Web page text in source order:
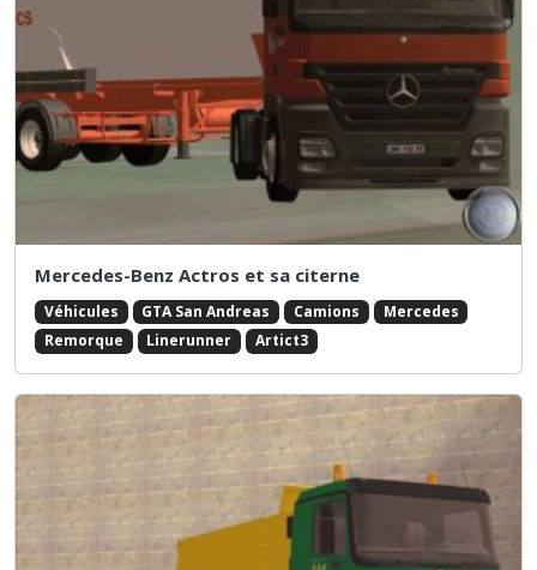
Mercedes-Benz Actros et sa citerne
Véhicules GTA San Andreas Camions
Mercedes
Remorque
Linerunner Artict3